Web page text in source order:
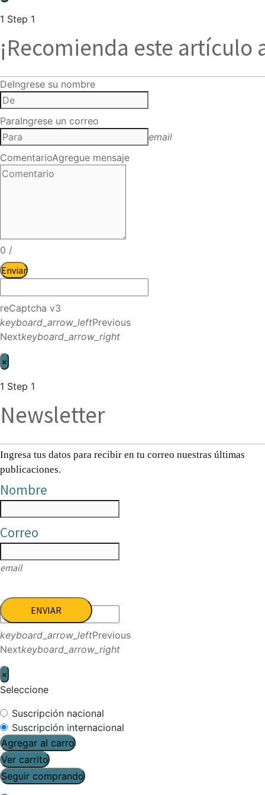
1 Step 1
¡Recomienda este artículo
DeIngrese su nombre
ParaIngrese un correo
email
ComentarioAgregue mensaje
0 /
Enviar
reCaptcha v3
keyboard_arrow_leftPrevious
Nextkeyboard_arrow_right
×
1 Step 1
Newsletter
Ingresa tus datos para recibir en tu correo nuestras últimas
publicaciones.
Nombre
Correo
email
ENVIAR
keyboard_arrow_leftPrevious
Nextkeyboard_arrow_right
×
Seleccione
Suscripción nacional
Suscripción internacional
Agregar al carro
Ver carrito
Seguir comprando